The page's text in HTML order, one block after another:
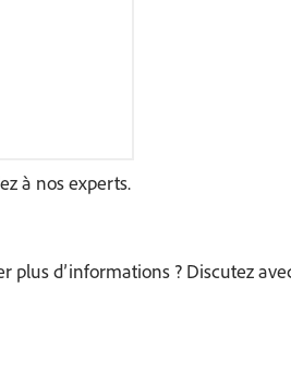
à nos experts.
plus d’informations ? Discutez